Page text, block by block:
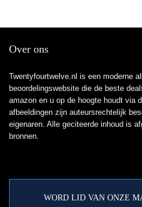
Over ons
Twentyfourtwelve.nl is een moderne
beoordelingswebsite die de beste
amazon en u op de hoogte houdt via
afbeeldingen zijn auteursrechtelijk
eigenaren. Alle geciteerde inhoud is
bronnen.
WORD LID VAN ONZE